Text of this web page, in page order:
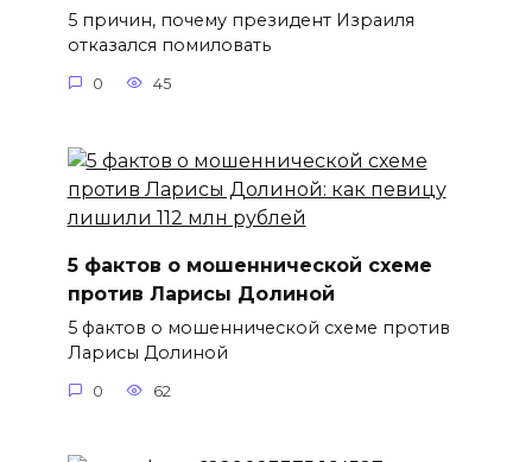
5 причин, почему президент Израиля
отказался помиловать
0 45
5 фактов о мошеннической схеме
против Ларисы Долиной
5 фактов о мошеннической схеме против
Ларисы Долиной
0 62